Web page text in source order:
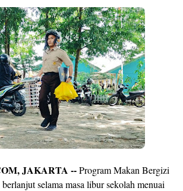
JAKARTA --Program Makan Bergizi
selama masa libur sekolah menuai